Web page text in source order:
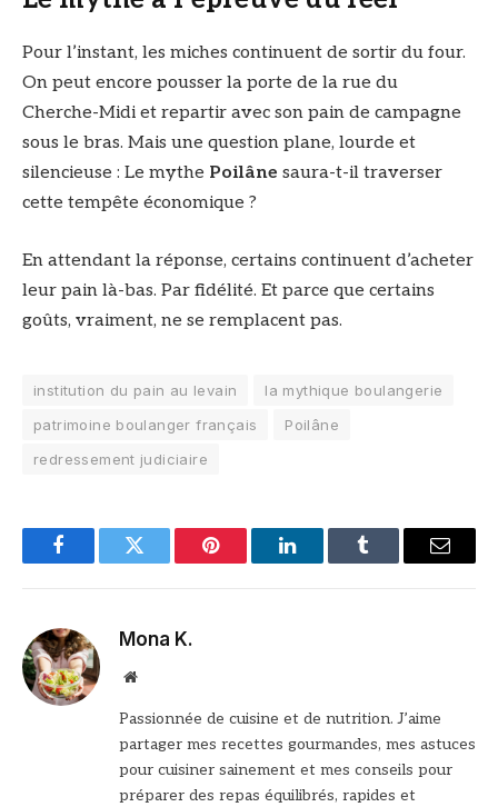
Pour l’instant, les miches continuent de sortir du four.
On peut encore pousser la porte de la rue du
Cherche-Midi et repartir avec son pain de campagne
sous le bras. Mais une question plane, lourde et
silencieuse : Le mythe Poilâne saura-t-il traverser
cette tempête économique ?
En attendant la réponse, certains continuent d’acheter
leur pain là-bas. Par fidélité. Et parce que certains
goûts, vraiment, ne se remplacent pas.
institution du pain au levain
la mythique boulangerie
patrimoine boulanger français
Poilâne
redressement judiciaire
FacebookTwitter Pinterest LinkedInTumblr Email
Mona K.
Site
Passionnée de cuisine et de nutrition. J’aime
partager mes recettes gourmandes, mes astuces
pour cuisiner sainement et mes conseils pour
préparer des repas équilibrés, rapides et